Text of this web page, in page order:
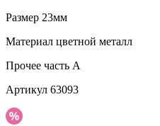
Размер 23мм
Материал цветной металл
Прочее часть A
Артикул 63093